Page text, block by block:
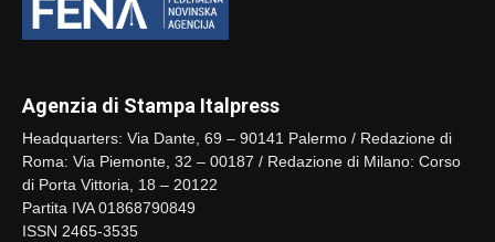
Agenzia di Stampa Italpress
Headquarters: Via Dante, 69 – 90141 Palermo / Redazione di
Roma: Via Piemonte, 32 – 00187 / Redazione di Milano: Corso
di Porta Vittoria, 18 – 20122
Partita IVA 01868790849
ISSN 2465-3535